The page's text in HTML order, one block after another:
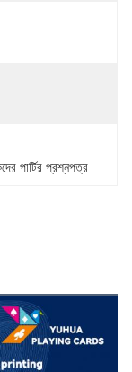
পার্টির প্রশ্নপত্র